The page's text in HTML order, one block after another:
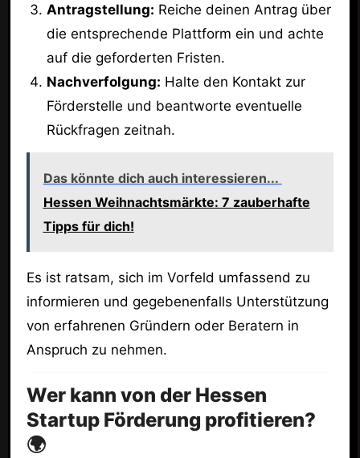
Antragstellung: Reiche deinen Antrag über
die entsprechende Plattform ein und achte
auf die geforderten Fristen.
Nachverfolgung: Halte den Kontakt zur
Förderstelle und beantworte eventuelle
Rückfragen zeitnah.
Das könnte dich auch interessieren...
Hessen Weihnachtsmärkte: 7 zauberhafte
Tipps für dich!
Es ist ratsam, sich im Vorfeld umfassend zu
informieren und gegebenenfalls Unterstützung
von erfahrenen Gründern oder Beratern in
Anspruch zu nehmen.
Wer kann von der Hessen
Startup Förderung profitieren?
🌍